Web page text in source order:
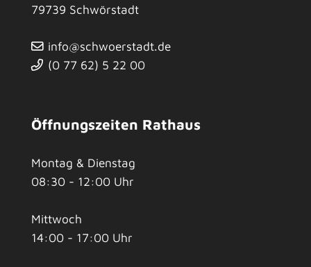
79739 Schwörstadt
info@schwoerstadt.de
(0 77 62) 5 22 00
Öffnungszeiten Rathaus
Montag & Dienstag
08:30 - 12:00 Uhr
Mittwoch
14:00 - 17:00 Uhr